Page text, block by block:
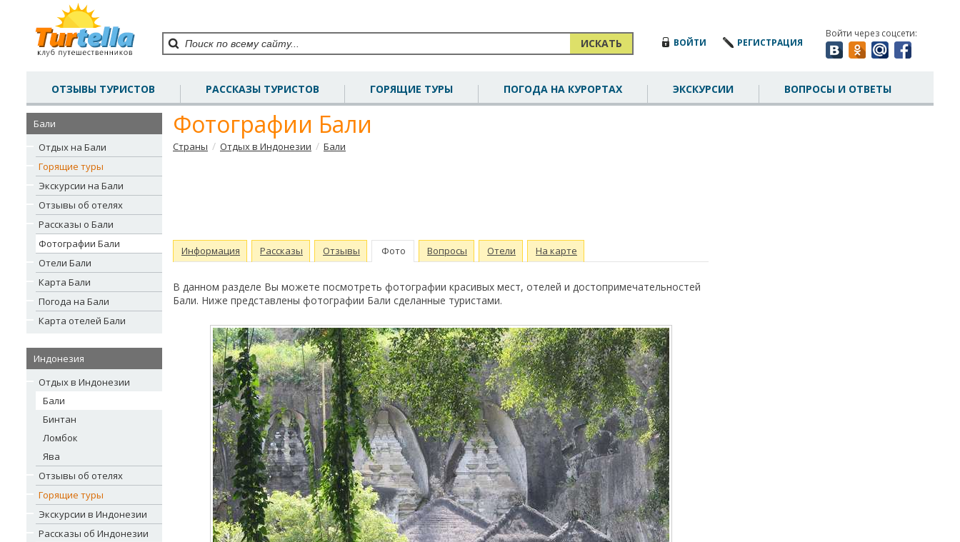
ИСКАТЬ ВОЙТИ РЕГИСТРАЦИЯ
Войти через соцсети:
ОТЗЫВЫ ТУРИСТОВ РАССКАЗЫ ТУРИСТОВ ГОРЯЩИЕ ТУРЫ ПОГОДА НА КУРОРТАХ ЭКСКУРСИИ ВОПРОСЫ И ОТВЕТЫ
Бали
Отдых на Бали
Горящие туры
Экскурсии на Бали
Отзывы об отелях
Рассказы о Бали
Фотографии Бали
Отели Бали
Карта Бали
Погода на Бали
Карта отелей Бали
Индонезия
Отдых в Индонезии
Бали
Бинтан
Ломбок
Ява
Отзывы об отелях
Горящие туры
Экскурсии в Индонезии
Рассказы об Индонезии
Фотографии Бали
Страны / Отдых в Индонезии / Бали
Информация Рассказы Отзывы Фото Вопросы Отели На карте
В данном разделе Вы можете посмотреть фотографии красивых мест, отелей и достопримечательностей
Бали. Ниже представлены фотографии Бали сделанные туристами.